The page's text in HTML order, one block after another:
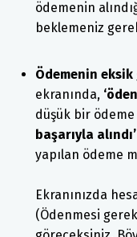
ödemenin
beklemeniz
Ödemenin
ekranında,
düşük bir
başarıyla alındı’
yapılan ödeme
Ekranınızda
(Ödenmesi